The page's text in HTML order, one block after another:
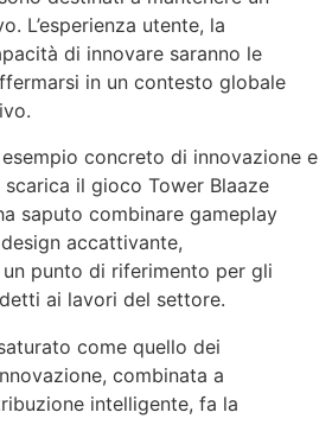
L’esperienza utente, la
di innovare saranno le
in un contesto globale
concreto di innovazione e
il gioco Tower Blaaze
saputo combinare gameplay
accattivante,
punto di riferimento per gli
ai lavori del settore.
come quello dei
combinata a
intelligente, fa la